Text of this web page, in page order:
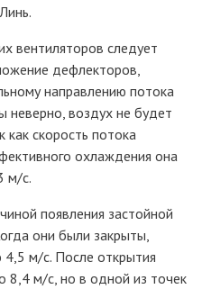
вентиляторов следует
дефлекторов,
направлению потока
неверно, воздух не будет
как скорость потока
охлаждения она
м/с.
появления застойной
они были закрыты,
4,5 м/с. После открытия
8,4 м/с, но в одной из точек